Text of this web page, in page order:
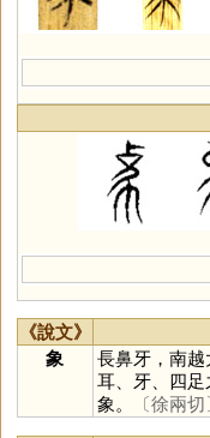
《說文》
象
長鼻牙，南
耳、牙、四
象。
〔徐兩切